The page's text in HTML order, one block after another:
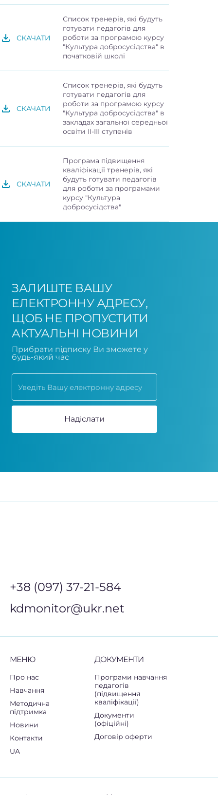
СКАЧАТИ
Список тренерів, які будуть
готувати педагогів для
роботи за програмою курсу
"Культура добросусідства" в
початковій школі
СКАЧАТИ
Список тренерів, які будуть
готувати педагогів для
роботи за програмою курсу
"Культура добросусідства" в
закладах загальної середньої
освіти II-III cтупенів
СКАЧАТИ
Програма підвищення
кваліфікації тренерів, які
будуть готувати педагогів
для роботи за програмами
курсу "Культура
добросусідства"
ЗАЛИШТЕ ВАШУ
ЕЛЕКТРОННУ АДРЕСУ,
ЩОБ НЕ ПРОПУСТИТИ
АКТУАЛЬНІ НОВИНИ
Прибрати підписку Ви зможете у
будь-який час
Надіслати
+38 (097) 37-21-584
kdmonitor@ukr.net
МЕНЮ
Про нас
Навчання
Методична
підтримка
Новини
Контакти
UA
ДОКУМЕНТИ
Програми навчання
педагогів
(підвищення
кваліфікації)
Документи
(офіційні)
Договір оферти